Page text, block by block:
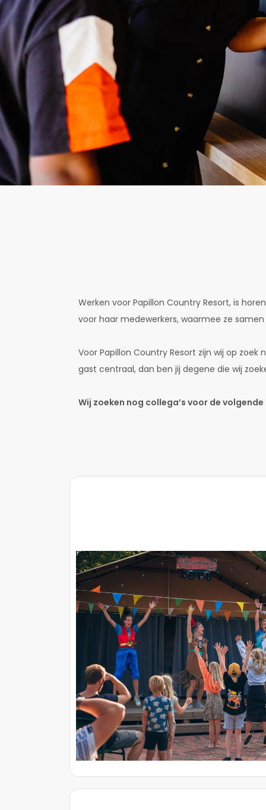
Werken voor Papillon Country Resort, is
voor haar medewerkers, waarmee ze
Voor Papillon Country Resort zijn wij op
gast centraal, dan ben jij degene die wij
Wij zoeken nog collega’s voor de